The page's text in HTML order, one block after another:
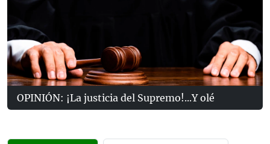
OPINIÓN: ¡La justicia del Supremo!...Y olé